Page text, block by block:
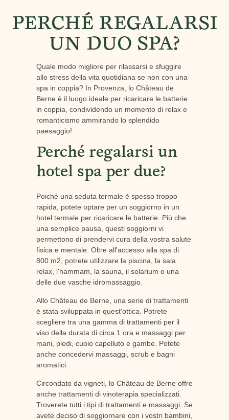
PERCHÉ REGALARSI
UN DUO SPA?
Quale modo migliore per rilassarsi e sfuggire
allo stress della vita quotidiana se non con una
spa in coppia? In Provenza, lo Château de
Berne è il luogo ideale per ricaricare le batterie
in coppia, condividendo un momento di relax e
romanticismo ammirando lo splendido
paesaggio!
Perché regalarsi un
hotel spa per due?
Poiché una seduta termale è spesso troppo
rapida, potete optare per un soggiorno in un
hotel termale per ricaricare le batterie. Più che
una semplice pausa, questi soggiorni vi
permettono di prendervi cura della vostra salute
fisica e mentale. Oltre all'accesso alla spa di
800 m2, potrete utilizzare la piscina, la sala
relax, l'hammam, la sauna, il solarium o una
delle due vasche idromassaggio.
Allo Château de Berne, una serie di trattamenti
è stata sviluppata in quest'ottica. Potrete
scegliere tra una gamma di trattamenti per il
viso della durata di circa 1 ora e massaggi per
mani, piedi, cuoio capelluto e gambe. Potete
anche concedervi massaggi, scrub e bagni
aromatici.
Circondato da vigneti, lo Château de Berne offre
anche trattamenti di vinoterapia specializzati.
Troverete tutti i tipi di trattamenti e massaggi. Se
avete deciso di soggiornare con i vostri bambini,